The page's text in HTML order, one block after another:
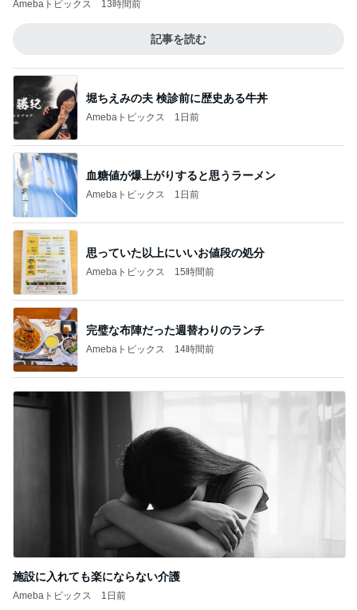
Amebaトピックス 13時間前
記事を読む
堀ちえみの夫 検診前に歴史ある牛丼
Amebaトピックス 1日前
血糖値が爆上がりすると思うラーメン
Amebaトピックス 1日前
思っていた以上にいいお値段の処分
Amebaトピックス 15時間前
完璧な布陣だった週替わりのランチ
Amebaトピックス 14時間前
施設に入れても楽にならない介護
Amebaトピックス 1日前